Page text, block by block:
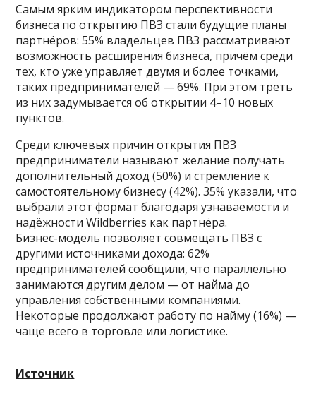
Самым ярким индикатором перспективности
бизнеса по открытию ПВЗ стали будущие планы
партнёров: 55% владельцев ПВЗ рассматривают
возможность расширения бизнеса, причём среди
тех, кто уже управляет двумя и более точками,
таких предпринимателей — 69%. При этом треть
из них задумывается об открытии 4–10 новых
пунктов.
Среди ключевых причин открытия ПВЗ
предприниматели называют желание получать
дополнительный доход (50%) и стремление к
самостоятельному бизнесу (42%). 35% указали, что
выбрали этот формат благодаря узнаваемости и
надёжности Wildberries как партнёра.
Бизнес-модель позволяет совмещать ПВЗ с
другими источниками дохода: 62%
предпринимателей сообщили, что параллельно
занимаются другим делом — от найма до
управления собственными компаниями.
Некоторые продолжают работу по найму (16%) —
чаще всего в торговле или логистике.
Источник